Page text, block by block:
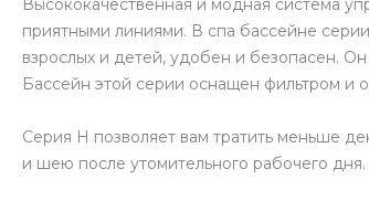
приятными линиями. В спа бассейне
взрослых и детей, удобен и безопасен.
Бассейн этой серии оснащен фильтром и
Серия H позволяет вам тратить меньше
и шею после утомительного рабочего